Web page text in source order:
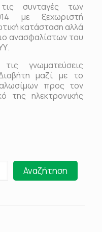
συνταγές των
με ξεχωριστή
κατάσταση αλλά
ανασφαλίστων του
γνωματεύσεις
μαζί με το
προς τον
της ηλεκτρονικής
Αναζήτηση